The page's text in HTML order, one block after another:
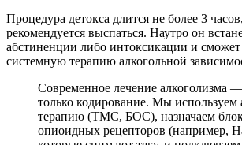
Процедура детокса длится не более 3
рекомендуется выспаться. Наутро он
абстиненции либо интоксикации и
системную терапию алкогольной
Современное лечение алкоголизма
только кодирование. Мы используем
терапию (ТМС, БОС), назначаем
опиоидных рецепторов (например,